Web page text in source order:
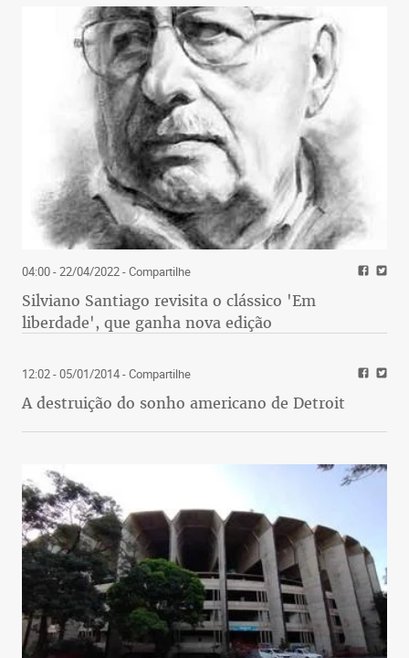
04:00 - 22/04/2022- Compartilhe
Silviano Santiago revisita o clássico 'Em
liberdade', que ganha nova edição
12:02 - 05/01/2014- Compartilhe
A destruição do sonho americano de Detroit